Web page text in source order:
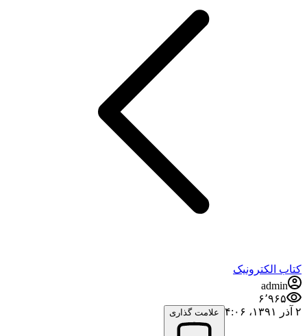
کتاب الکترونیک
admin
۶٬۹۶۵
۲ آذر ۱۳۹۱،‏ ۴:۰۶
علامت گذاری